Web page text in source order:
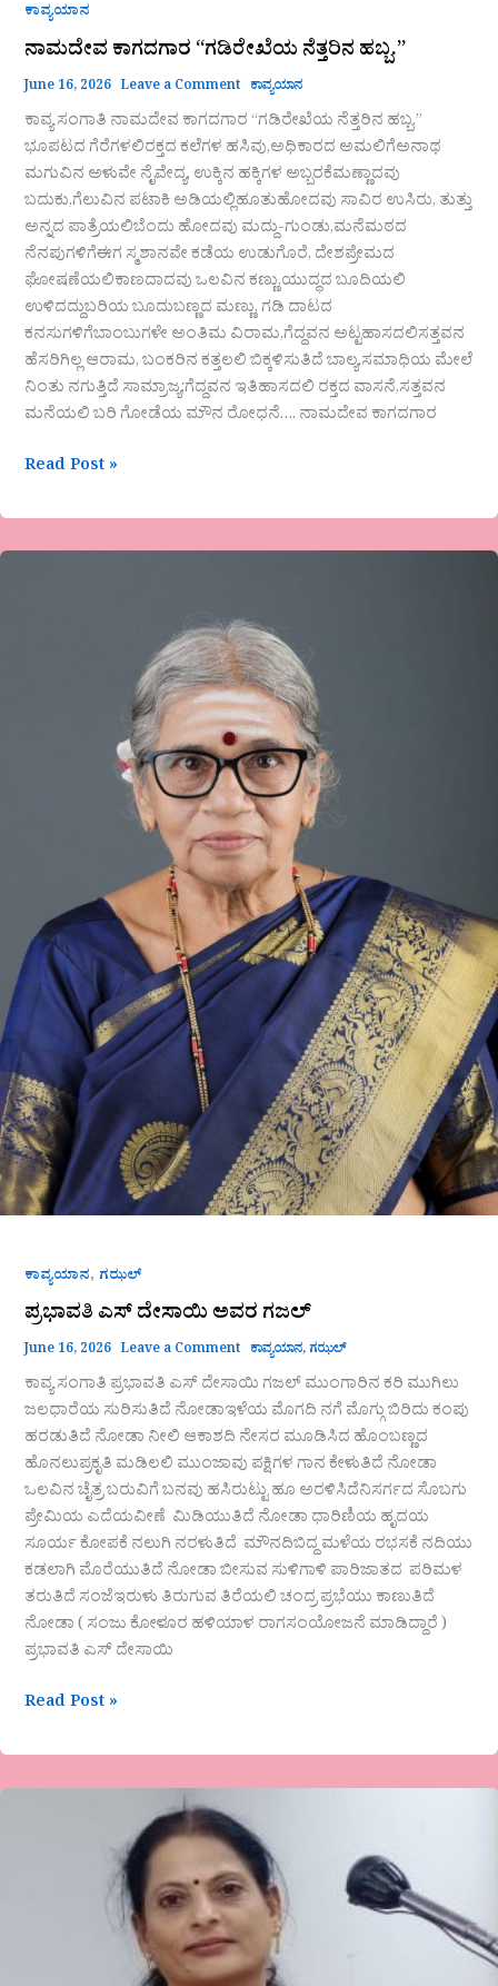
ಕಾವ್ಯಯಾನ
ನಾಮದೇವ ಕಾಗದಗಾರ “ಗಡಿರೇಖೆಯ ನೆತ್ತರಿನ ಹಬ್ಬ.”
June 16, 2026 Leave a Comment ಕಾವ್ಯಯಾನ
ಕಾವ್ಯ ಸಂಗಾತಿ ನಾಮದೇವ ಕಾಗದಗಾರ “ಗಡಿರೇಖೆಯ ನೆತ್ತರಿನ ಹಬ್ಬ.”
ಭೂಪಟದ ಗೆರೆಗಳಲಿರಕ್ತದ ಕಲೆಗಳ ಹಸಿವು,ಅಧಿಕಾರದ ಅಮಲಿಗೆಅನಾಥ
ಮಗುವಿನ ಅಳುವೇ ನೈವೇದ್ಯ, ಉಕ್ಕಿನ ಹಕ್ಕಿಗಳ ಅಬ್ಬರಕೆಮಣ್ಣಾದವು
ಬದುಕು,ಗೆಲುವಿನ ಪಟಾಕಿ ಅಡಿಯಲ್ಲಿಹೂತುಹೋದವು ಸಾವಿರ ಉಸಿರು, ತುತ್ತು
ಅನ್ನದ ಪಾತ್ರೆಯಲಿಬೆಂದು ಹೋದವು ಮದ್ದು-ಗುಂಡು,ಮನೆಮಠದ
ನೆನಪುಗಳಿಗೆಈಗ ಸ್ಮಶಾನವೇ ಕಡೆಯ ಉಡುಗೊರೆ, ದೇಶಪ್ರೇಮದ
ಘೋಷಣೆಯಲಿಕಾಣದಾದವು ಒಲವಿನ ಕಣ್ಣು,ಯುದ್ಧದ ಬೂದಿಯಲಿ
ಉಳಿದದ್ದುಬರಿಯ ಬೂದುಬಣ್ಣದ ಮಣ್ಣು, ಗಡಿ ದಾಟದ
ಕನಸುಗಳಿಗೆಬಾಂಬುಗಳೇ ಅಂತಿಮ ವಿರಾಮ,ಗೆದ್ದವನ ಅಟ್ಟಹಾಸದಲಿಸತ್ತವನ
ಹೆಸರಿಗಿಲ್ಲ ಆರಾಮ, ಬಂಕರಿನ ಕತ್ತಲಲಿ ಬಿಕ್ಕಳಿಸುತಿದೆ ಬಾಲ್ಯ,ಸಮಾಧಿಯ ಮೇಲೆ
ನಿಂತು ನಗುತ್ತಿದೆ ಸಾಮ್ರಾಜ್ಯ;ಗೆದ್ದವನ ಇತಿಹಾಸದಲಿ ರಕ್ತದ ವಾಸನೆ,ಸತ್ತವನ
ಮನೆಯಲಿ ಬರಿ ಗೋಡೆಯ ಮೌನ ರೋಧನೆ…. ನಾಮದೇವ ಕಾಗದಗಾರ
Read Post »
ಕಾವ್ಯಯಾನ, ಗಝಲ್
ಪ್ರಭಾವತಿ ಎಸ್ ದೇಸಾಯಿ ಅವರ ಗಜಲ್
June 16, 2026 Leave a Comment ಕಾವ್ಯಯಾನ, ಗಝಲ್
ಕಾವ್ಯ ಸಂಗಾತಿ ಪ್ರಭಾವತಿ ಎಸ್ ದೇಸಾಯಿ ಗಜಲ್ ಮುಂಗಾರಿನ ಕರಿ ಮುಗಿಲು
ಜಲಧಾರೆಯ ಸುರಿಸುತಿದೆ ನೋಡಾಇಳೆಯ ಮೊಗದಿ ನಗೆ ಮೊಗ್ಗು ಬಿರಿದು ಕಂಪು
ಹರಡುತಿದೆ ನೋಡಾ ನೀಲಿ ಆಕಾಶದಿ ನೇಸರ ಮೂಡಿಸಿದ ಹೊಂಬಣ್ಣದ
ಹೊನಲುಪ್ರಕೃತಿ ಮಡಿಲಲಿ ಮುಂಜಾವು ಪಕ್ಷಿಗಳ ಗಾನ ಕೇಳುತಿದೆ ನೋಡಾ
ಒಲವಿನ ಚೈತ್ರ ಬರುವಿಗೆ ಬನವು ಹಸಿರುಟ್ಟು ಹೂ ಅರಳಿಸಿದೆನಿಸರ್ಗದ ಸೊಬಗು
ಪ್ರೇಮಿಯ ಎದೆಯವೀಣೆ ಮಿಡಿಯುತಿದೆ ನೋಡಾ ಧಾರಿಣಿಯ ಹೃದಯ
ಸೂರ್ಯ ಕೋಪಕೆ ನಲುಗಿ ನರಳುತಿದೆ ಮೌನದಿಬಿದ್ದ ಮಳೆಯ ರಭಸಕೆ ನದಿಯು
ಕಡಲಾಗಿ ಮೊರೆಯುತಿದೆ ನೋಡಾ ಬೀಸುವ ಸುಳಿಗಾಳಿ ಪಾರಿಜಾತದ ಪರಿಮಳ
ತರುತಿದೆ ಸಂಜೆಇರುಳು ತಿರುಗುವ ತಿರೆಯಲಿ ಚಂದ್ರ ಪ್ರಭೆಯು ಕಾಣುತಿದೆ‌
ನೋಡಾ ( ಸಂಜು ಕೋಳೂರ ಹಳಿಯಾಳ ರಾಗಸಂಯೋಜನೆ ಮಾಡಿದ್ದಾರೆ )
ಪ್ರಭಾವತಿ ಎಸ್ ದೇಸಾಯಿ
Read Post »